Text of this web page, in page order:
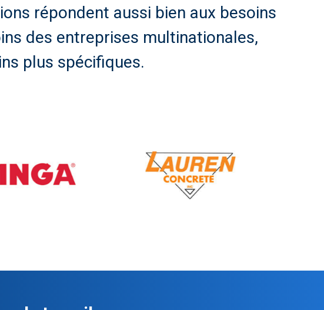
répondent aussi bien aux besoins
des entreprises multinationales,
plus spécifiques.